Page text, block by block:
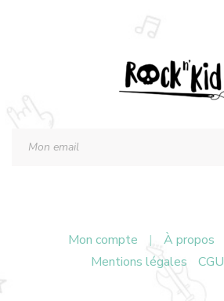
Mon compte | À propos
Mentions légales
CGU